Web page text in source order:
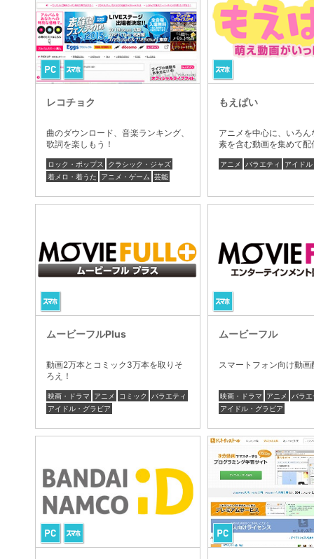
レコチョク
曲のダウンロード、音楽ランキング、
歌詞を楽しもう！
ロック・ポップス
クラシック・ジャズ
着メロ・着うた
アニメ・ゲーム 芸能
もえぱい
アニメを中心に、いろ
素を含む動画を集めて配
アニメ バラエティ アイド
ムービーフルPlus
動画2万本とコミック3万本を取りそ
ろえ！
映画・ドラマ アニメ コミック
バラエティ
アイドル・グラビア
ムービーフル
スマートフォン向け動画
映画・ドラマ アニメ
バラ
アイドル・グラビア